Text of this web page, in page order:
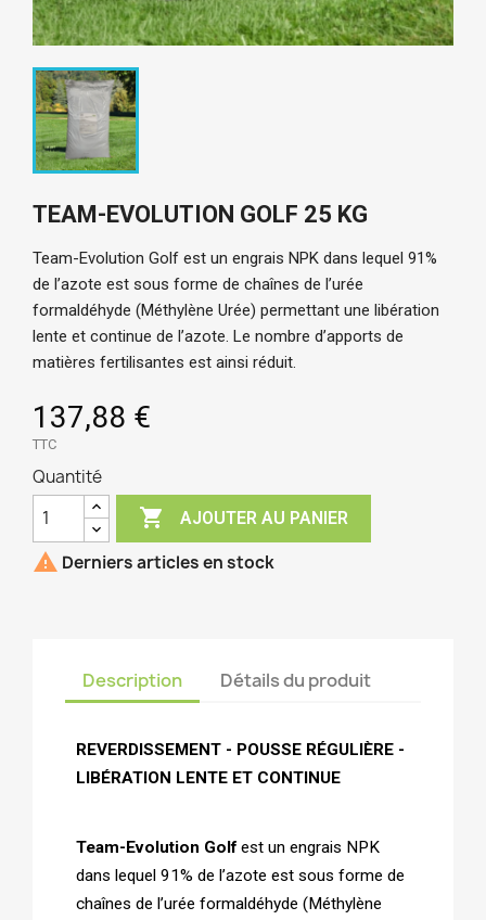
TEAM-EVOLUTION GOLF 25 KG
Team-Evolution Golf est un engrais NPK dans lequel 91%
de l’azote est sous forme de chaînes de l’urée
formaldéhyde (Méthylène Urée) permettant une libération
lente et continue de l’azote. Le nombre d’apports de
matières fertilisantes est ainsi réduit.
137,88 €
TTC
Quantité
 AJOUTER AU PANIER
 Derniers articles en stock
Description Détails du produit
REVERDISSEMENT - POUSSE RÉGULIÈRE -
LIBÉRATION LENTE ET CONTINUE
Team-Evolution Golf est un engrais NPK
dans lequel 91% de l’azote est sous forme de
chaînes de l’urée formaldéhyde (Méthylène